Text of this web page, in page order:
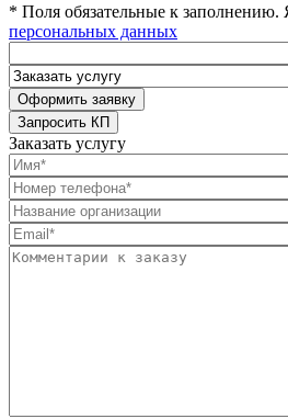
* Поля обязательные к заполнению.
персональных данных
Заказать услугу